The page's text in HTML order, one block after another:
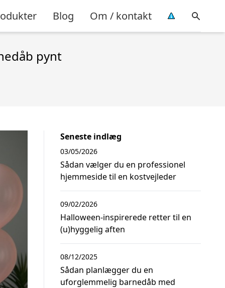
Blog Om / kontakt
pynt
Seneste indlæg
Sådan vælger du en professionel
hjemmeside til en kostvejleder
03/05/2026
Halloween-inspirerede retter til en
(u)hyggelig aften
09/02/2026
Sådan planlægger du en
uforglemmelig barnedåb med
08/12/2025